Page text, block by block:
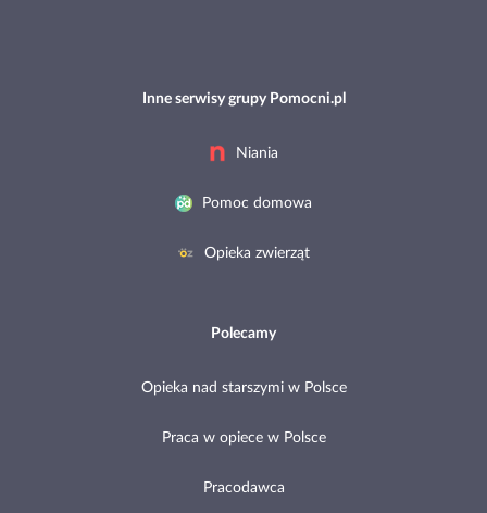
Inne serwisy grupy Pomocni.pl
Niania
Pomoc domowa
Opieka zwierząt
Polecamy
Opieka nad starszymi w Polsce
Praca w opiece w Polsce
Pracodawca